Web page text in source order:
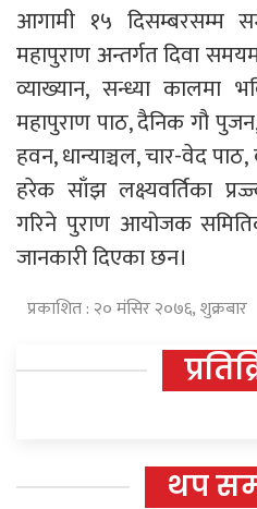
आगामी १५ दिसम्बरसम्म
महापुराण अन्तर्गत दिवा
व्याख्यान, सन्ध्या कालमा
महापुराण पाठ, दैनिक गौ पुजन,
हवन, धान्याञ्चल, चार-वेद पाठ,
हरेक साँझ लक्ष्यवर्तिका
गरिने पुराण आयोजक
जानकारी दिएका छन।
प्रकाशित : २० मंसिर २०७६, शुक्रबार
थप